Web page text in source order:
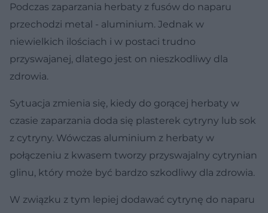
Podczas zaparzania herbaty z fusów do naparu
przechodzi metal - aluminium. Jednak w
niewielkich ilościach i w postaci trudno
przyswajanej, dlatego jest on nieszkodliwy dla
zdrowia.
Sytuacja zmienia się, kiedy do gorącej herbaty w
czasie zaparzania doda się plasterek cytryny lub sok
z cytryny. Wówczas aluminium z herbaty w
połączeniu z kwasem tworzy przyswajalny cytrynian
glinu, który może być bardzo szkodliwy dla zdrowia.
W związku z tym lepiej dodawać cytrynę do naparu